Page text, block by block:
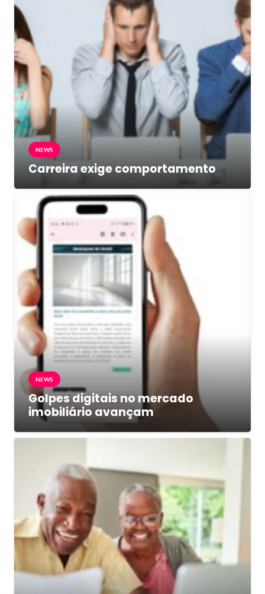
NEWS
Carreira exige comportamento
NEWS
Golpes digitais no mercado
imobiliário avançam